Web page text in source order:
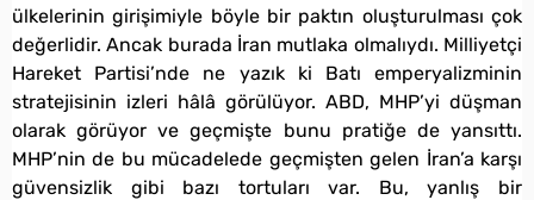
ülkelerinin girişimiyle böyle bir paktın oluşturulması çok
değerlidir. Ancak burada İran mutlaka olmalıydı. Milliyetçi
Hareket Partisi’nde ne yazık ki Batı emperyalizminin
stratejisinin izleri hâlâ görülüyor. ABD, MHP’yi düşman
olarak görüyor ve geçmişte bunu pratiğe de yansıttı.
MHP’nin de bu mücadelede geçmişten gelen İran’a karşı
güvensizlik gibi bazı tortuları var. Bu, yanlış bir